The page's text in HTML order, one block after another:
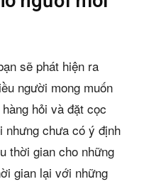
sẽ phát hiện ra
người mong muốn
hỏi và đặt cọc
nhưng chưa có ý định
thời gian cho những
gian lại với những